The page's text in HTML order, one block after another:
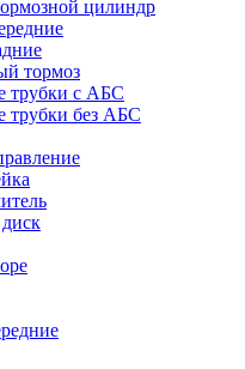
цилиндр
тормоз
трубки с АБС
трубки без АБС